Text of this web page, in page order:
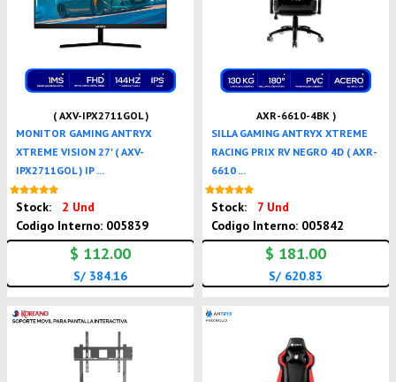
( AXV-IPX2711GOL )
MONITOR GAMING ANTRYX
XTREME VISION 27' ( AXV-
IPX2711GOL ) IP ...
Stock:
2 Und
Codigo Interno: 005839
$ 112.00
S/ 384.16
AXR-6610-4BK )
SILLA GAMING ANTRYX XTREME
RACING PRIX RV NEGRO 4D ( AXR-
6610 ...
Stock:
7 Und
Codigo Interno: 005842
$ 181.00
S/ 620.83